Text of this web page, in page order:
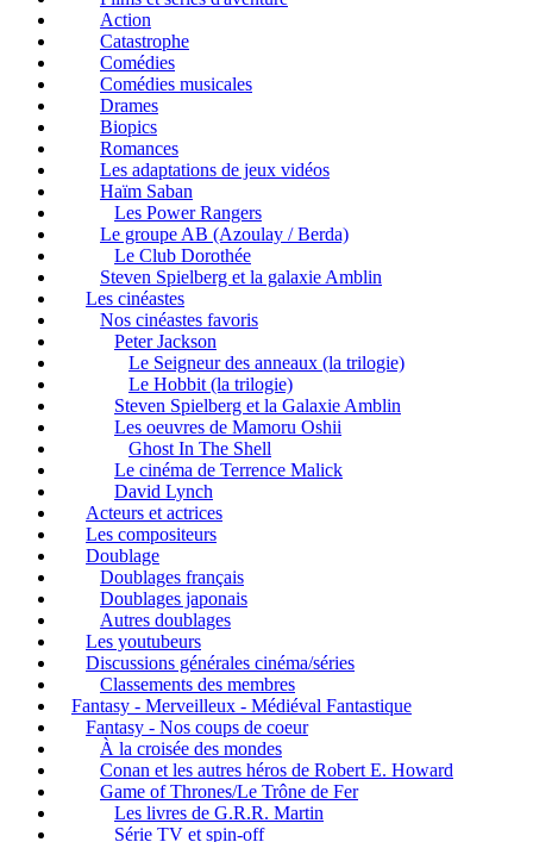
Action
Catastrophe
Comédies
Comédies musicales
Drames
Biopics
Romances
Les adaptations de jeux vidéos
Haïm Saban
Les Power Rangers
Le groupe AB (Azoulay / Berda)
Le Club Dorothée
Steven Spielberg et la galaxie Amblin
Les cinéastes
Nos cinéastes favoris
Peter Jackson
Le Seigneur des anneaux (la trilogie)
Le Hobbit (la trilogie)
Steven Spielberg et la Galaxie Amblin
Les oeuvres de Mamoru Oshii
Ghost In The Shell
Le cinéma de Terrence Malick
David Lynch
Acteurs et actrices
Les compositeurs
Doublage
Doublages français
Doublages japonais
Autres doublages
Les youtubeurs
Discussions générales cinéma/séries
Classements des membres
Fantasy - Merveilleux - Médiéval Fantastique
Fantasy - Nos coups de coeur
À la croisée des mondes
Conan et les autres héros de Robert E. Howard
Game of Thrones/Le Trône de Fer
Les livres de G.R.R. Martin
Série TV et spin-off